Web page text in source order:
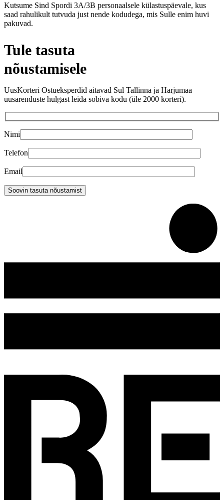
Kutsume Sind Spordi 3A/3B personaalsele külastuspäevale, kus
saad rahulikult tutvuda just nende kodudega, mis Sulle enim huvi
pakuvad.
Tule tasuta
nõustamisele
UusKorteri Ostueksperdid aitavad Sul Tallinna ja Harjumaa
uusarenduste hulgast leida sobiva kodu (üle 2000 korteri).
Nimi
Telefon
Email